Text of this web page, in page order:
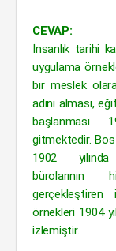
CEVAP:
İnsanlık tarihi
uygulama
bir meslek
adını alması,
başlanması
gitmektedir.
1902
bürolarının
gerçekleştiren
örnekleri 1904
izlemiştir.